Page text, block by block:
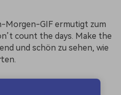
Morgen-GIF ermutigt zum
count the days. Make the
und schön zu sehen, wie